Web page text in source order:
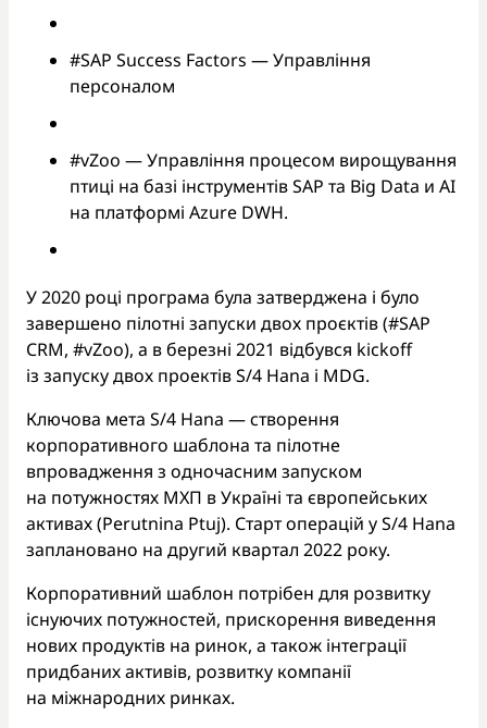
#SAP Success Factors — Управління
персоналом
#vZoo — Управління процесом вирощування
птиці на базі інструментів SAP та Big Data и AI
на платформі Azure DWH.
У 2020 році програма була затверджена і було
завершено пілотні запуски двох проєктів (#SAP
CRM, #vZoo), а в березні 2021 відбувся kickoff
із запуску двох проектів S/4 Hana і MDG.
Ключова мета S/4 Hana — створення
корпоративного шаблона та пілотне
впровадження з одночасним запуском
на потужностях МХП в Україні та європейських
активах (Perutnina Ptuj). Старт операцій у S/4 Hana
заплановано на другий квартал 2022 року.
Корпоративний шаблон потрібен для розвитку
існуючих потужностей, прискорення виведення
нових продуктів на ринок, а також інтеграції
придбаних активів, розвитку компанії
на міжнародних ринках.